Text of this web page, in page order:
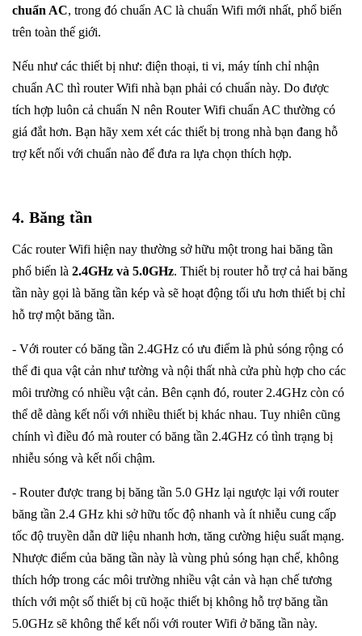
chuẩn AC, trong đó chuẩn AC là chuẩn Wifi mới nhất, phổ biến
trên toàn thế giới.
Nếu như các thiết bị như: điện thoại, ti vi, máy tính chỉ nhận
chuẩn AC thì router Wifi nhà bạn phải có chuẩn này. Do được
tích hợp luôn cả chuẩn N nên Router Wifi chuẩn AC thường có
giá đắt hơn. Bạn hãy xem xét các thiết bị trong nhà bạn đang hỗ
trợ kết nối với chuẩn nào để đưa ra lựa chọn thích hợp.
4. Băng tần
Các router Wifi hiện nay thường sở hữu một trong hai băng tần
phổ biến là 2.4GHz và 5.0GHz. Thiết bị router hỗ trợ cả hai băng
tần này gọi là băng tần kép và sẽ hoạt động tối ưu hơn thiết bị chỉ
hỗ trợ một băng tần.
- Với router có băng tần 2.4GHz có ưu điểm là phủ sóng rộng có
thể đi qua vật cản như tường và nội thất nhà cửa phù hợp cho các
môi trường có nhiều vật cản. Bên cạnh đó, router 2.4GHz còn có
thể dễ dàng kết nối với nhiều thiết bị khác nhau. Tuy nhiên cũng
chính vì điều đó mà router có băng tần 2.4GHz có tình trạng bị
nhiễu sóng và kết nối chậm.
- Router được trang bị băng tần 5.0 GHz lại ngược lại với router
băng tần 2.4 GHz khi sở hữu tốc độ nhanh và ít nhiễu cung cấp
tốc độ truyền dẫn dữ liệu nhanh hơn, tăng cường hiệu suất mạng.
Nhược điểm của băng tần này là vùng phủ sóng hạn chế, không
thích hớp trong các môi trường nhiều vật cản và hạn chế tương
thích với một số thiết bị cũ hoặc thiết bị không hỗ trợ băng tần
5.0GHz sẽ không thể kết nối với router Wifi ở băng tần này.